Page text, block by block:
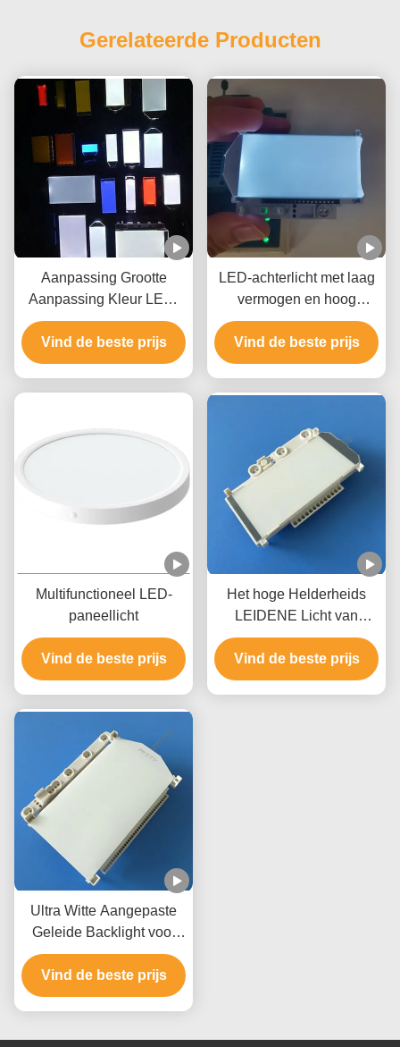
Gerelateerde Producten
Aanpassing Grootte
Aanpassing Kleur LED-
achterlicht
Vind de beste prijs
LED-achterlicht met laag
vermogen en hoog
lichtverbruik voor
elektrische energiemeter
Vind de beste prijs
Multifunctioneel LED-
paneellicht
Vind de beste prijs
Het hoge Helderheids
LEIDENE Licht van
Backlight voor de Meter
van de Enige Fasestroom
Vind de beste prijs
Ultra Witte Aangepaste
Geleide Backlight voor
Stroommeter In drie
stadia
Vind de beste prijs